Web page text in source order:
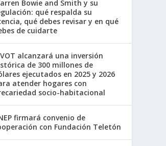
Bowie and Smith y su
qué respalda su
qué debes revisar y en qué
de cuidarte
alcanzará una inversión
de 300 millones de
ejecutados en 2025 y 2026
atender hogares con
socio-habitacional
firmará convenio de
con Fundación Teletón